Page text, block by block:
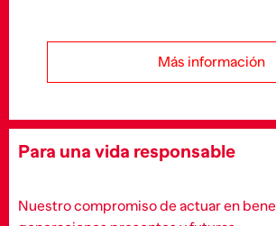
Más información
Para una vida responsable
Nuestro compromiso de actuar en